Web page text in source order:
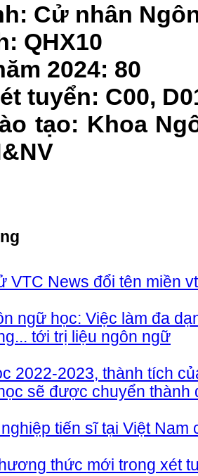
Cử nhân
QHX10
2024: 80
tuyển: C00,
tạo: Khoa
VTC News đổi tên miền
ngữ học: Việc làm đa
tới trị liệu ngôn ngữ
2022-2023, thành tích
sẽ được chuyển
tiến sĩ tại Việt Nam
thức mới trong xét